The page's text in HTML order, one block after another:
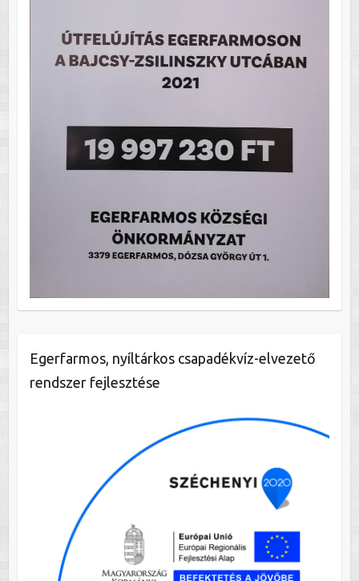
Egerfarmos, nyíltárkos csapadékvíz-elvezető
rendszer fejlesztése